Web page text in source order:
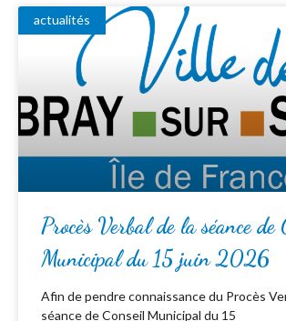
actualités
Procès Verbal de la séance de
Municipal du 15 juin 2026
Afin de pendre connaissance du Procès
séance de Conseil Municipal du 15